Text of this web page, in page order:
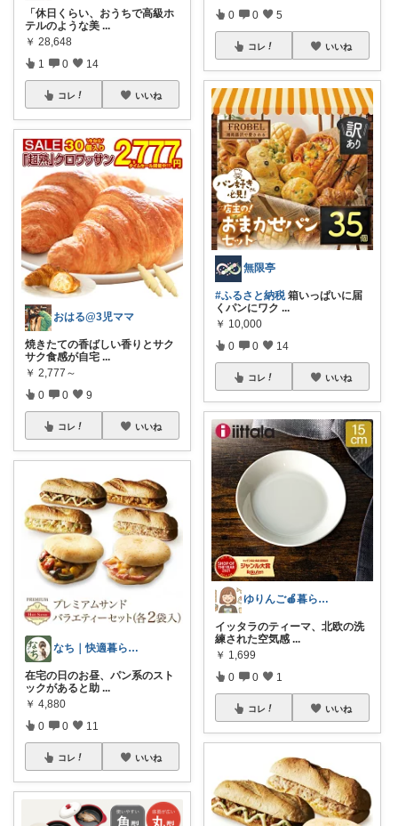
「休日くらい、おうちで高級ホ
テルのような美 ...
￥ 28,648
1 0 14
コレ いいね
おはる@3児ママ
焼きたての香ばしい香りとサク
サク食感が自宅 ...
￥ 2,777～
0 0 9
コレ いいね
なち｜快適暮らし＆アンチエイジング✨
在宅の日のお昼、パン系のスト
ックがあると助 ...
￥ 4,880
0 0 11
コレ いいね
0 0 5
コレ いいね
無限亭
#ふるさと納税箱いっぱいに届
くパンにワク ...
￥ 10,000
0 0 14
コレ いいね
ゆりんご🍎暮らしにまつわるおすすめ品
イッタラのティーマ、北欧の洗
練された空気感 ...
￥ 1,699
0 0 1
コレ いいね